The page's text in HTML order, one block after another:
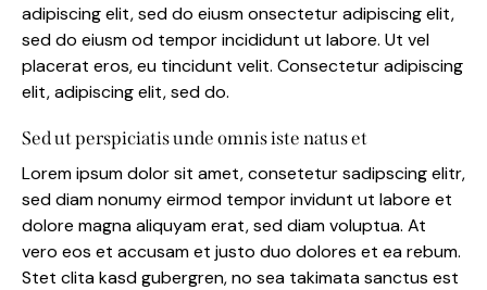
adipiscing elit, sed do eiusm onsectetur adipiscing elit,
sed do eiusm od tempor incididunt ut labore. Ut vel
placerat eros, eu tincidunt velit. Consectetur adipiscing
elit, adipiscing elit, sed do.
Sed ut perspiciatis unde omnis iste natus et
Lorem ipsum dolor sit amet, consetetur sadipscing elitr,
sed diam nonumy eirmod tempor invidunt ut labore et
dolore magna aliquyam erat, sed diam voluptua. At
vero eos et accusam et justo duo dolores et ea rebum.
Stet clita kasd gubergren, no sea takimata sanctus est